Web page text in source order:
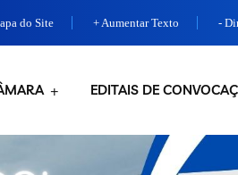
do Site + Aumentar Texto -
EDITAIS DE